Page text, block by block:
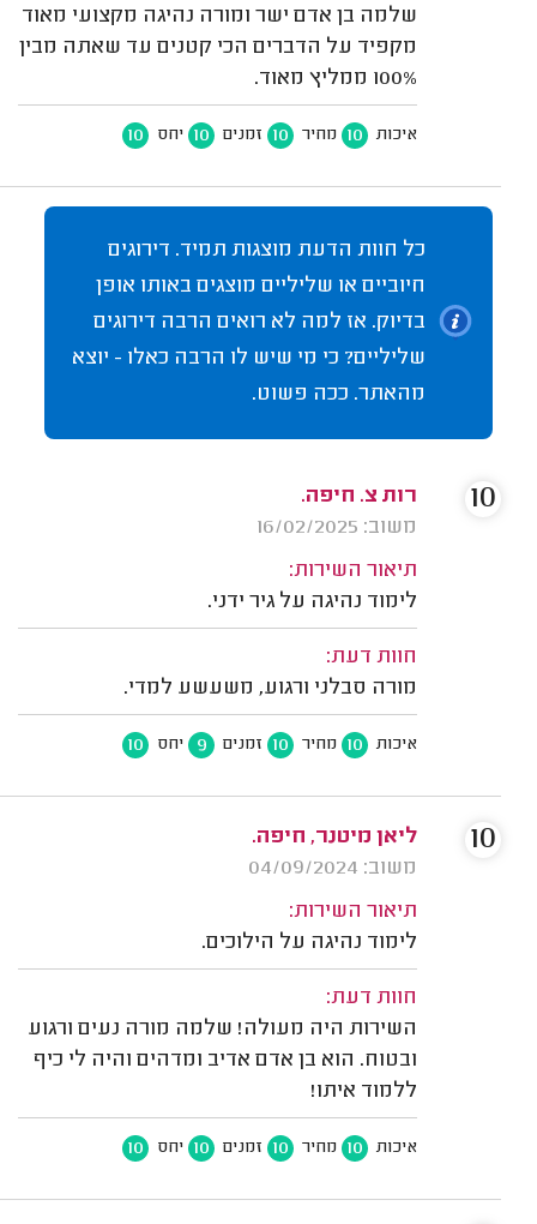
שלמה בן אדם ישר ומורה נהיגה מקצועי מאוד
מקפיד על הדברים הכי קטנים עד שאתה מבין
100% ממליץ מאוד.
איכות 10 מחיר 10 זמנים 10 יחס 10
כל חוות הדעת מוצגות תמיד. דירוגים
חיוביים או שליליים מוצגים באותו אופן
בדיוק. אז למה לא רואים הרבה דירוגים
שליליים? כי מי שיש לו הרבה כאלו - יוצא
מהאתר. ככה פשוט.
רות צ. חיפה.
משוב: 16/02/2025
תיאור השירות:
לימוד נהיגה על גיר ידני.
חוות דעת:
מורה סבלני ורגוע, משעשע למדי.
איכות 10 מחיר 10 זמנים 9 יחס 10
10
ליאן מיטנר, חיפה.
משוב: 04/09/2024
תיאור השירות:
לימוד נהיגה על הילוכים.
חוות דעת:
השירות היה מעולה! שלמה מורה נעים ורגוע
ובטוח. הוא בן אדם אדיב ומדהים והיה לי כיף
ללמוד איתו!
איכות 10 מחיר 10 זמנים 10 יחס 10
10